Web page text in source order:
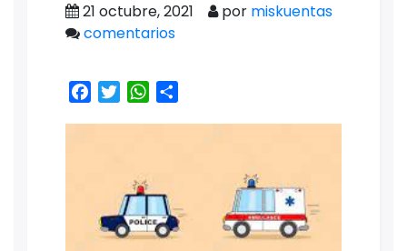
21 octubre, 2021 por miskuentas
comentarios
Facebook
TwitterWhatsApp